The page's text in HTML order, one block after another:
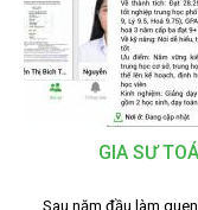
GIA SƯ
Sau năm đầu làm